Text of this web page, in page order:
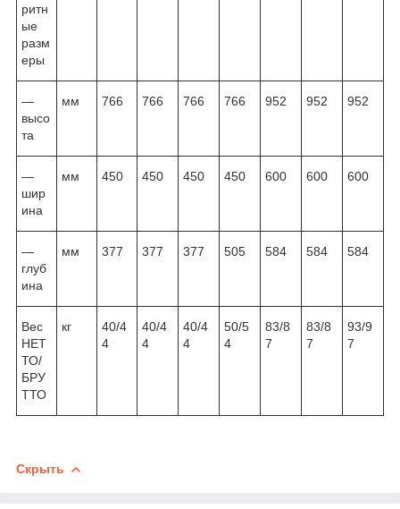
ритн
ые
разм
еры
—
высо
та
мм 766 766 766 766 952 952 952
—
шир
ина
мм 450 450 450 450 600 600 600
—
глуб
ина
мм 377 377 377 505 584 584 584
Вес
НЕТ
ТО/
БРУ
ТТО
кг
40/4
4
40/4
4
40/4
4
50/5
4
83/8
7
83/8
7
93/9
7
Скрыть